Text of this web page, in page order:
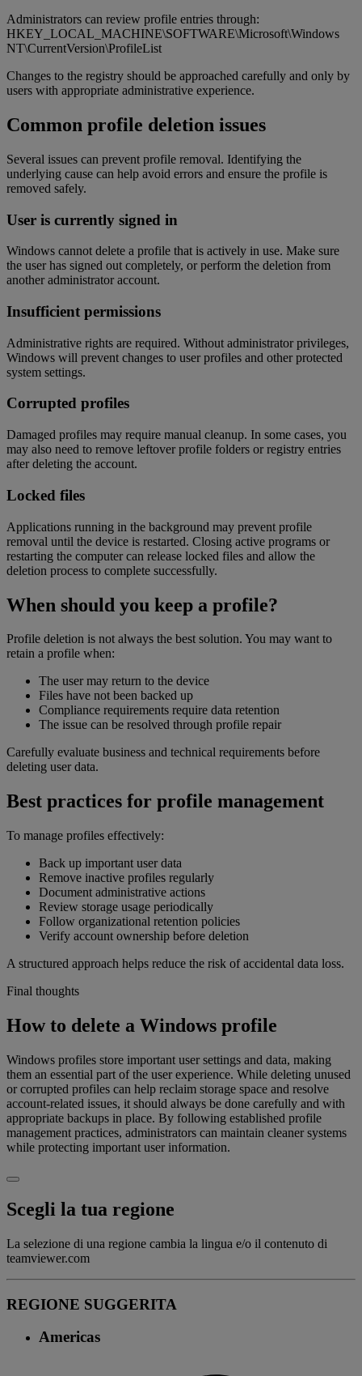
Administrators can review profile entries through:
HKEY_LOCAL_MACHINE\SOFTWARE\Microsoft\Windows
NT\CurrentVersion\ProfileList
Changes to the registry should be approached carefully and only by
users with appropriate administrative experience.
Common profile deletion issues
Several issues can prevent profile removal. Identifying the
underlying cause can help avoid errors and ensure the profile is
removed safely.
User is currently signed in
Windows cannot delete a profile that is actively in use. Make sure
the user has signed out completely, or perform the deletion from
another administrator account.
Insufficient permissions
Administrative rights are required. Without administrator privileges,
Windows will prevent changes to user profiles and other protected
system settings.
Corrupted profiles
Damaged profiles may require manual cleanup. In some cases, you
may also need to remove leftover profile folders or registry entries
after deleting the account.
Locked files
Applications running in the background may prevent profile
removal until the device is restarted. Closing active programs or
restarting the computer can release locked files and allow the
deletion process to complete successfully.
When should you keep a profile?
Profile deletion is not always the best solution. You may want to
retain a profile when:
The user may return to the device
Files have not been backed up
Compliance requirements require data retention
The issue can be resolved through profile repair
Carefully evaluate business and technical requirements before
deleting user data.
Best practices for profile management
To manage profiles effectively:
Back up important user data
Remove inactive profiles regularly
Document administrative actions
Review storage usage periodically
Follow organizational retention policies
Verify account ownership before deletion
A structured approach helps reduce the risk of accidental data loss.
Final thoughts
How to delete a Windows profile
Windows profiles store important user settings and data, making
them an essential part of the user experience. While deleting unused
or corrupted profiles can help reclaim storage space and resolve
account-related issues, it should always be done carefully and with
appropriate backups in place. By following established profile
management practices, administrators can maintain cleaner systems
while protecting important user information.
Scegli la tua regione
La selezione di una regione cambia la lingua e/o il contenuto di
teamviewer.com
REGIONE SUGGERITA
Americas